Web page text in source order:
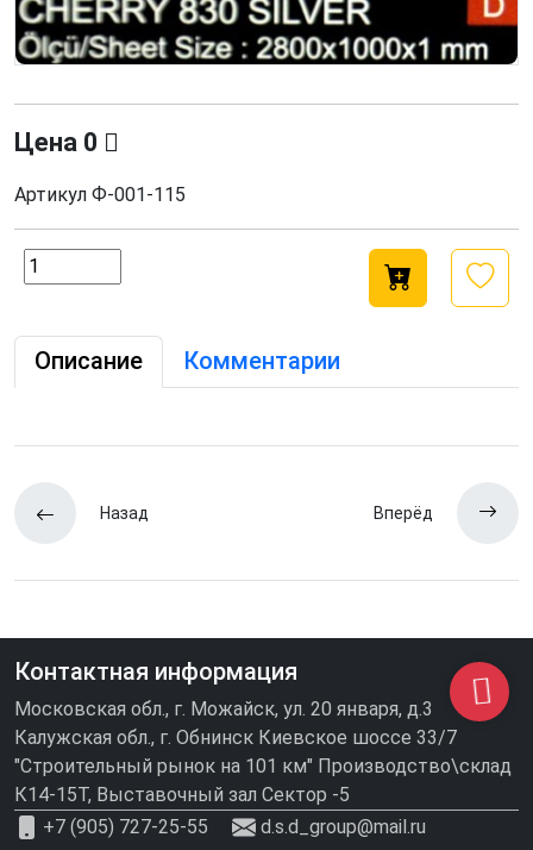
Цена 0
Артикул Ф-001-115
Описание Комментарии
Назад Вперёд
Контактная информация
Московская обл., г. Можайск, ул. 20 января, д.3
Калужская обл., г. Обнинск Киевское шоссе 33/7
"Строительный рынок на 101 км" Производство\склад
К14-15Т, Выставочный зал Сектор -5
+7 (905) 727-25-55
d.s.d_group@mail.ru